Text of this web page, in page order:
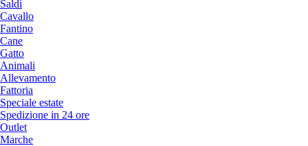
Saldi
Cavallo
Fantino
Cane
Gatto
Animali
Allevamento
Fattoria
Speciale estate
Spedizione in 24 ore
Outlet
Marche